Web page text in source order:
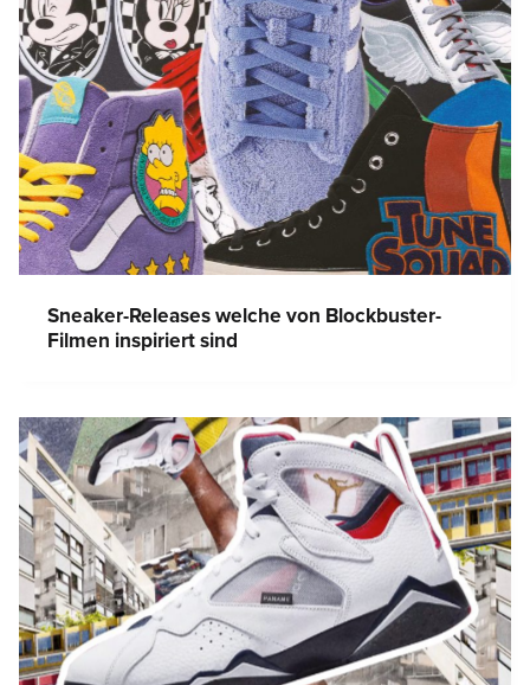
Sneaker-Releases welche von Blockbuster-
Filmen inspiriert sind